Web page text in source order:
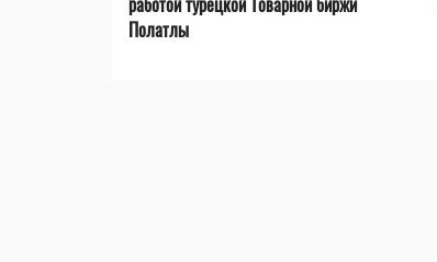
Полатлы